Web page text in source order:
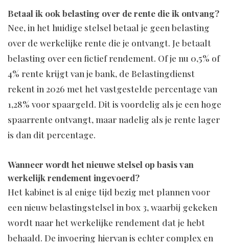
Betaal ik ook belasting over de rente die ik ontvang?
Nee, in het huidige stelsel betaal je geen belasting
over de werkelijke rente die je ontvangt. Je betaalt
belasting over een fictief rendement. Of je nu 0,5% of
4% rente krijgt van je bank, de Belastingdienst
rekent in 2026 met het vastgestelde percentage van
1,28% voor spaargeld. Dit is voordelig als je een hoge
spaarrente ontvangt, maar nadelig als je rente lager
is dan dit percentage.
Wanneer wordt het nieuwe stelsel op basis van
werkelijk rendement ingevoerd?
Het kabinet is al enige tijd bezig met plannen voor
een nieuw belastingstelsel in box 3, waarbij gekeken
wordt naar het werkelijke rendement dat je hebt
behaald. De invoering hiervan is echter complex en